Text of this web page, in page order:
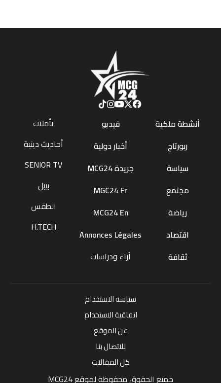
أنشطة ملكية
ربورتاج
سياسة
مجتمع
رياضة
اقتصاد
ثقافة
فيديو
أخبار دولية
جريدة MCG24
MGC24 Fr
MCG24 En
Annonces Légales
آراء ودراسات
تأملات
أحاديث دينية
SENIOR TV
بيبل
الطقس
H.TECH
سياسة الاستخدام
اتفاقية الاستخدام
عن الموقع
للاتصال بنا
كل المقالات
جميع الحقوق محفوظة لموقع MCG24